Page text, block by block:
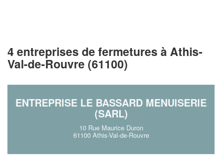
4 entreprises de fermetures à Athis-
Val-de-Rouvre (61100)
ENTREPRISE LE BASSARD MENUISERIE
(SARL)
10 Rue Maurice Duron
61100 Athis-Val-de-Rouvre